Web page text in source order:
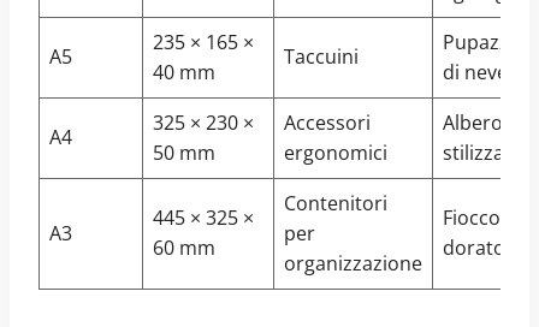
A5
235 × 165 ×
40 mm
Taccuini
Pupazzo
di neve
A4
325 × 230 ×
50 mm
Accessori
ergonomici
Albero
stilizzato
A3
445 × 325 ×
60 mm
Contenitori
per
organizzazione
Fiocco
dorato